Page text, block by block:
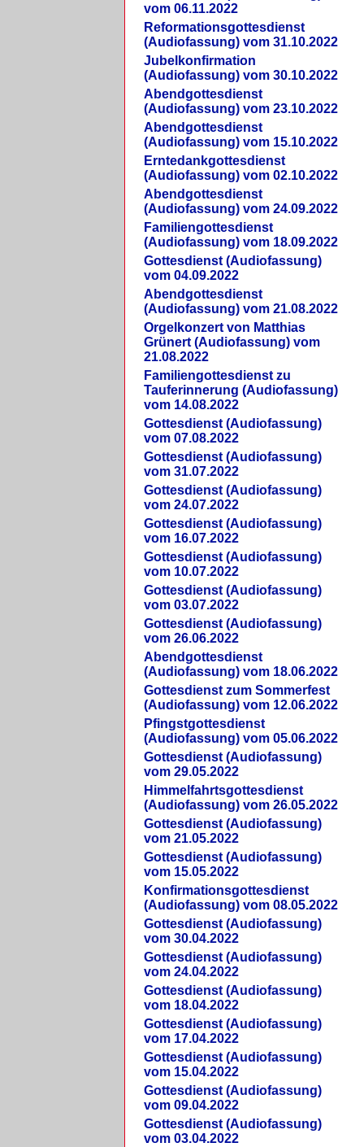
vom 06.11.2022
Reformationsgottesdienst
(Audiofassung) vom 31.10.2022
Jubelkonfirmation
(Audiofassung) vom 30.10.2022
Abendgottesdienst
(Audiofassung) vom 23.10.2022
Abendgottesdienst
(Audiofassung) vom 15.10.2022
Erntedankgottesdienst
(Audiofassung) vom 02.10.2022
Abendgottesdienst
(Audiofassung) vom 24.09.2022
Familiengottesdienst
(Audiofassung) vom 18.09.2022
Gottesdienst (Audiofassung)
vom 04.09.2022
Abendgottesdienst
(Audiofassung) vom 21.08.2022
Orgelkonzert von Matthias
Grünert (Audiofassung) vom
21.08.2022
Familiengottesdienst zu
Tauferinnerung (Audiofassung)
vom 14.08.2022
Gottesdienst (Audiofassung)
vom 07.08.2022
Gottesdienst (Audiofassung)
vom 31.07.2022
Gottesdienst (Audiofassung)
vom 24.07.2022
Gottesdienst (Audiofassung)
vom 16.07.2022
Gottesdienst (Audiofassung)
vom 10.07.2022
Gottesdienst (Audiofassung)
vom 03.07.2022
Gottesdienst (Audiofassung)
vom 26.06.2022
Abendgottesdienst
(Audiofassung) vom 18.06.2022
Gottesdienst zum Sommerfest
(Audiofassung) vom 12.06.2022
Pfingstgottesdienst
(Audiofassung) vom 05.06.2022
Gottesdienst (Audiofassung)
vom 29.05.2022
Himmelfahrtsgottesdienst
(Audiofassung) vom 26.05.2022
Gottesdienst (Audiofassung)
vom 21.05.2022
Gottesdienst (Audiofassung)
vom 15.05.2022
Konfirmationsgottesdienst
(Audiofassung) vom 08.05.2022
Gottesdienst (Audiofassung)
vom 30.04.2022
Gottesdienst (Audiofassung)
vom 24.04.2022
Gottesdienst (Audiofassung)
vom 18.04.2022
Gottesdienst (Audiofassung)
vom 17.04.2022
Gottesdienst (Audiofassung)
vom 15.04.2022
Gottesdienst (Audiofassung)
vom 09.04.2022
Gottesdienst (Audiofassung)
vom 03.04.2022